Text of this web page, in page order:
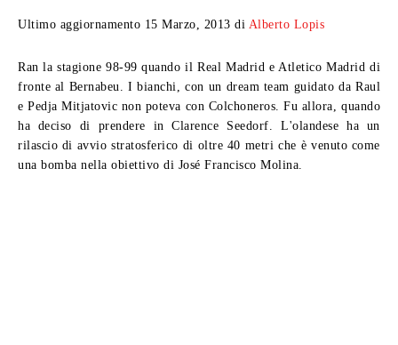
Ultimo aggiornamento 15 Marzo, 2013 di Alberto Lopis
Ran la stagione 98-99 quando il Real Madrid e Atletico Madrid di
fronte al Bernabeu. I bianchi, con un dream team guidato da Raul
e Pedja Mitjatovic non poteva con Colchoneros. Fu allora, quando
ha deciso di prendere in Clarence Seedorf. L'olandese ha un
rilascio di avvio stratosferico di oltre 40 metri che è venuto come
una bomba nella obiettivo di José Francisco Molina.